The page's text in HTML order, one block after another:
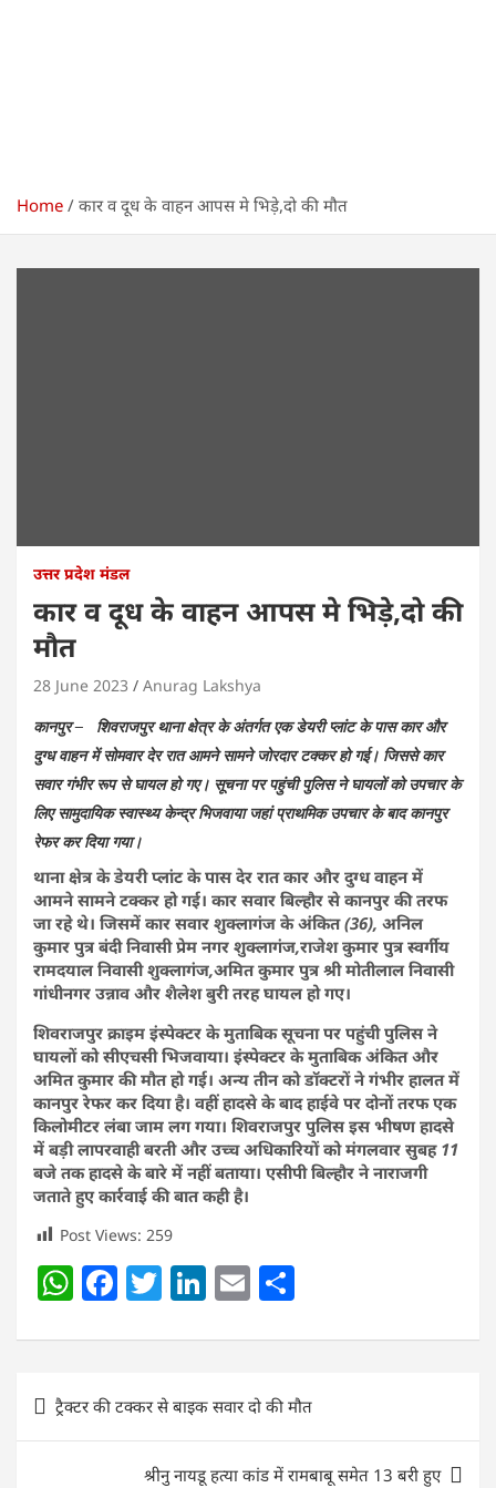
Home कार व दूध के वाहन आपस मे भिड़े,दो की मौत
उत्तर प्रदेश मंडल
कार व दूध के वाहन आपस मे भिड़े,दो की
मौत
28 June 2023 Anurag Lakshya
कानपुर – शिवराजपुर थाना क्षेत्र के अंतर्गत एक डेयरी प्लांट के पास कार और
दुग्ध वाहन में सोमवार देर रात आमने सामने जोरदार टक्कर हो गई। जिससे कार
सवार गंभीर रूप से घायल हो गए। सूचना पर पहुंची पुलिस ने घायलों को उपचार के
लिए सामुदायिक स्वास्थ्य केन्द्र भिजवाया जहां प्राथमिक उपचार के बाद कानपुर
रेफर कर दिया गया।
थाना क्षेत्र के डेयरी प्लांट के पास देर रात कार और दुग्ध वाहन में
आमने सामने टक्कर हो गई। कार सवार बिल्हौर से कानपुर की तरफ
जा रहे थे। जिसमें कार सवार शुक्लागंज के अंकित (36), अनिल
कुमार पुत्र बंदी निवासी प्रेम नगर शुक्लागंज,राजेश कुमार पुत्र स्वर्गीय
रामदयाल निवासी शुक्लागंज,अमित कुमार पुत्र श्री मोतीलाल निवासी
गांधीनगर उन्नाव और शैलेश बुरी तरह घायल हो गए।
शिवराजपुर क्राइम इंस्पेक्टर के मुताबिक सूचना पर पहुंची पुलिस ने
घायलों को सीएचसी भिजवाया। इंस्पेक्टर के मुताबिक अंकित और
अमित कुमार की मौत हो गई। अन्य तीन को डॉक्टरों ने गंभीर हालत में
कानपुर रेफर कर दिया है। वहीं हादसे के बाद हाईवे पर दोनों तरफ एक
किलोमीटर लंबा जाम लग गया। शिवराजपुर पुलिस इस भीषण हादसे
में बड़ी लापरवाही बरती और उच्च अधिकारियों को मंगलवार सुबह 11
बजे तक हादसे के बारे में नहीं बताया। एसीपी बिल्हौर ने नाराजगी
जताते हुए कार्रवाई की बात कही है।
Post Views: 259
W
at
s
A
F
c
e
b
T
itt
er
Li
k
e
dI
n
E
ai
l
ar
e
Post
navigation
ट्रैक्टर की टक्कर से बाइक सवार दो की मौत
श्रीनु नायडू हत्या कांड में रामबाबू समेत 13 बरी हुए